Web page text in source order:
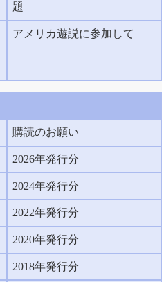
題
アメリカ遊説に参加して
購読のお願い
2026年発行分
2024年発行分
2022年発行分
2020年発行分
2018年発行分